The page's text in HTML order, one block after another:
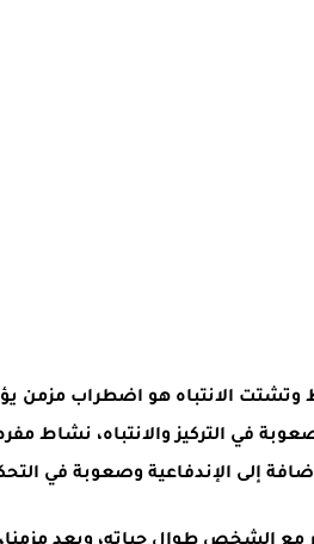
الانتباه هو اضطراب مزمن يؤثر
في التركيز والانتباه، نشاط
إلى الإندفاعية وصعوبة في